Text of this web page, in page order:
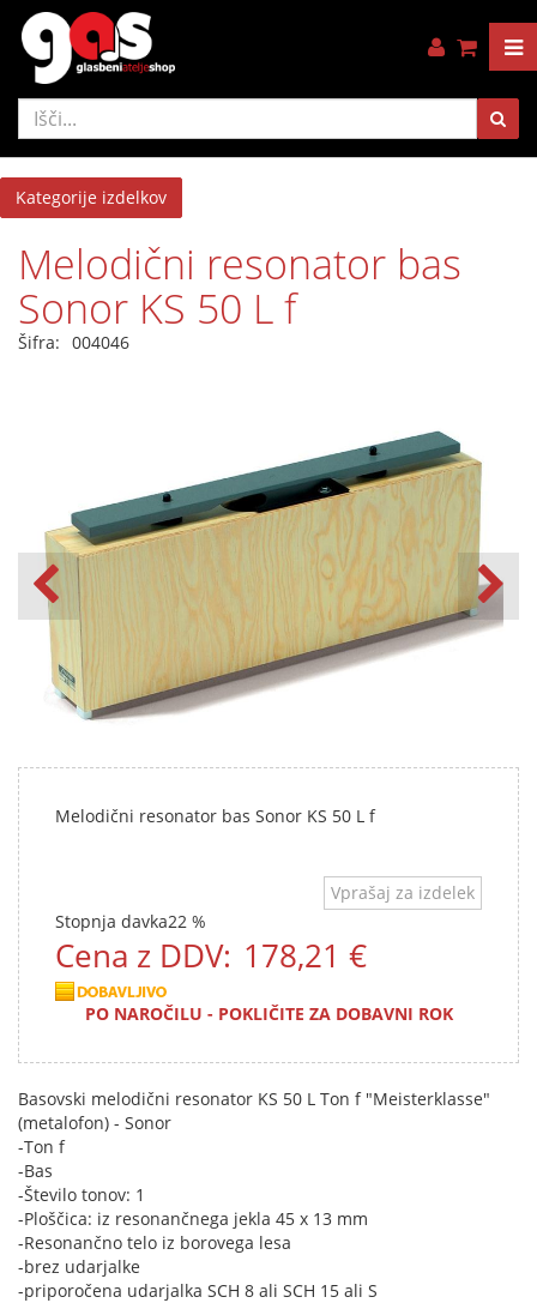
Kategorije izdelkov
Melodični resonator bas
Sonor KS 50 L f
Šifra: 004046
Melodični resonator bas Sonor KS 50 L f
Vprašaj za izdelek
Stopnja davka22 %
Cena z DDV: 178,21 €
PO NAROČILU - POKLIČITE ZA DOBAVNI ROK
Basovski melodični resonator KS 50 L Ton f "Meisterklasse"
(metalofon) - Sonor
-Ton f
-Bas
-Število tonov: 1
-Ploščica: iz resonančnega jekla 45 x 13 mm
-Resonančno telo iz borovega lesa
-brez udarjalke
-priporočena udarjalka SCH 8 ali SCH 15 ali S